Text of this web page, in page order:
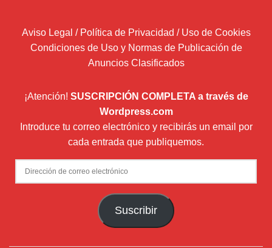
Aviso Legal / Política de Privacidad / Uso de Cookies
Condiciones de Uso y Normas de Publicación de
Anuncios Clasificados
¡Atención! SUSCRIPCIÓN COMPLETA a través de
Wordpress.com
Introduce tu correo electrónico y recibirás un email por
cada entrada que publiquemos.
Dirección
de
Suscribir